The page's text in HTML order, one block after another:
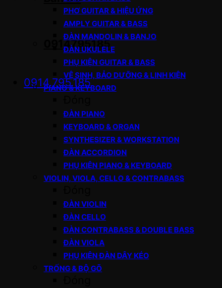
0914795185
0914.795.185
PHƠ GUITAR & HIỆU ỨNG
AMPLY GUITAR & BASS
ĐÀN MANDOLIN & BANJO
ĐÀN UKULELE
PHỤ KIỆN GUITAR & BASS
VỆ SINH, BẢO DƯỠNG & LINH KIỆN
PIANO & KEYBOARD
ĐÀN PIANO
KEYBOARD & ORGAN
SYNTHESIZER & WORKSTATION
ĐÀN ACCORDION
PHỤ KIỆN PIANO & KEYBOARD
VIOLIN, VIOLA, CELLO & CONTRABASS
ĐÀN VIOLIN
ĐÀN CELLO
ĐÀN CONTRABASS & DOUBLE BASS
ĐÀN VIOLA
PHỤ KIỆN ĐÀN DÂY KÉO
TRỐNG & BỘ GÕ